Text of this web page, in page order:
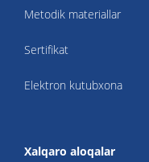
Metodik materiallar
Sertifikat
Elektron kutubxona
Xalqaro aloqalar